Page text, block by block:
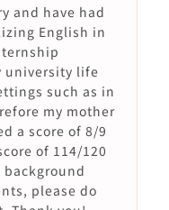
and have had
English in
university life
such as in
my mother
a score of 8/9
of 114/120
background
please do